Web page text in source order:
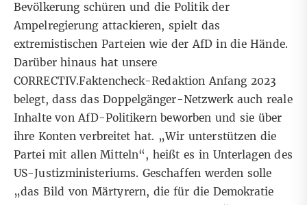
Bevölkerung schüren und die Politik der
Ampelregierung attackieren, spielt das
extremistischen Parteien wie der AfD in die Hände.
Darüber hinaus hat unsere
CORRECTIV.Faktencheck-RedaktionAnfang 2023
belegt, dass das Doppelgänger-Netzwerk auch reale
Inhalte von AfD-Politikern beworben und sie über
ihre Konten verbreitet hat. „Wir unterstützen die
Partei mit allen Mitteln“, heißt es in Unterlagen des
US-Justizministeriums. Geschaffen werden solle
„das Bild von Märtyrern, die für die Demokratie